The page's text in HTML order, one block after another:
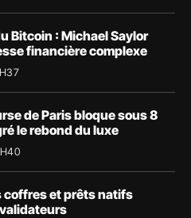
Bitcoin : Michael Saylor
financière complexe
de Paris bloque sous 8
le rebond du luxe
coffres et prêts natifs